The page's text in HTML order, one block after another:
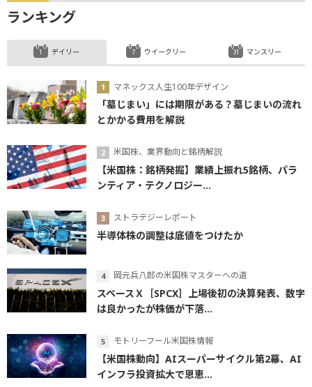
ランキング
デイリー
マネックス人生100年デザイン
「墓じまい」には期限がある？墓じまいの流れ
とかかる費用を解説
米国株、業界動向と銘柄解説
【米国株：銘柄発掘】業績上振れ5銘柄、パラ
ンティア・テクノロジー...
ストラテジーレポート
半導体株の調整は底値をつけたか
岡元兵八郎の米国株マスターへの道
スペースＸ［SPCX］上場後初の決算発表、数字
は良かったが株価が下落...
モトリーフール米国株情報
【米国株動向】AIスーパーサイクル第2幕、AI
インフラ投資拡大で恩恵...
ウイークリー マンスリー